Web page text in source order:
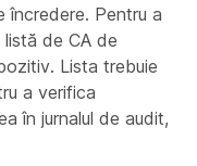
încredere. Pentru a
de CA de
Lista trebuie
a verifica
în jurnalul de audit,